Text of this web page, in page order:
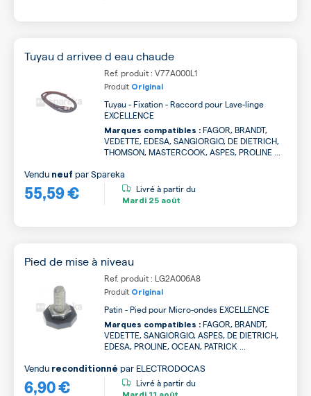
Tuyau d arrivee d eau chaude
Ref. produit : V77A000L1
Produit Original
Tuyau - Fixation - Raccord pour Lave-linge
EXCELLENCE
Marques compatibles : FAGOR, BRANDT,
VEDETTE, EDESA, SANGIORGIO, DE DIETRICH,
THOMSON, MASTERCOOK, ASPES, PROLINE ...
55,59 €
Vendu neuf parSpareka
Livré à partir du
Mardi 25 août
Pied de mise à niveau
Ref. produit : LG2A006A8
Produit Original
Patin - Pied pour Micro-ondes EXCELLENCE
Marques compatibles : FAGOR, BRANDT,
VEDETTE, SANGIORGIO, ASPES, DE DIETRICH,
EDESA, PROLINE, OCEAN, PATRICK ...
6,90 €
Vendu reconditionné par ELECTRODOCAS
Livré à partir du
Mardi 11 août